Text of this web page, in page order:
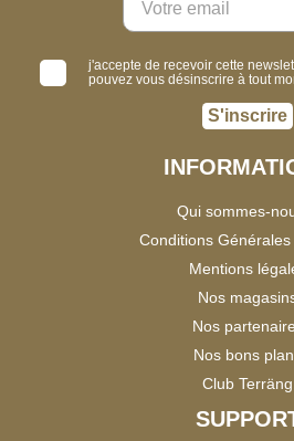
j'accepte de recevoir cette
pouvez vous désinscrire à tout
S'inscrire
Qui sommes-
Conditions Générales
Mentions
Nos
Nos
Nos bons
Club Terräng